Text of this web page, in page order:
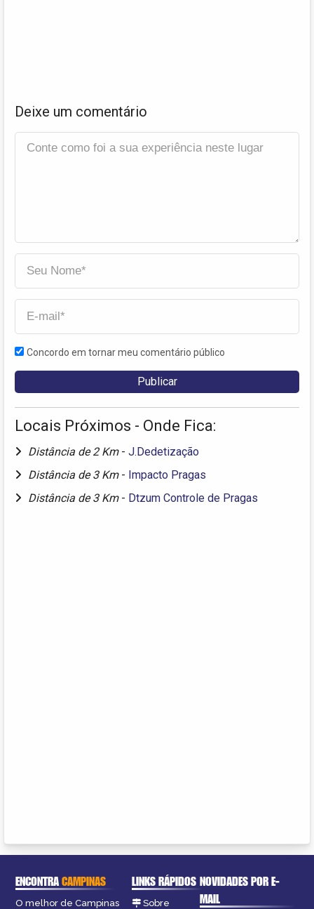
Deixe um comentário
Concordo em tornar meu comentário público
Locais Próximos - Onde Fica:
Distância de 2 Km - J.Dedetização
Distância de 3 Km - Impacto Pragas
Distância de 3 Km - Dtzum Controle de Pragas
ENCONTRACAMPINAS
O melhor de Campinas
LINKS RÁPIDOS
Sobre
NOVIDADES POR E-
MAIL